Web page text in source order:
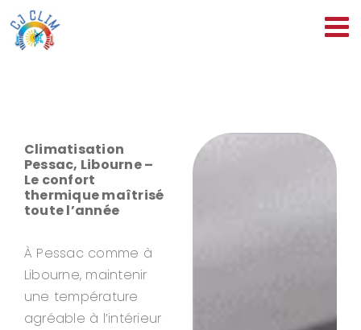
Passer
au
contenu
Climatisation
Pessac, Libourne –
Le confort
thermique maîtrisé
toute l’année
À Pessac comme à
Libourne, maintenir
une température
agréable à l’intérieur